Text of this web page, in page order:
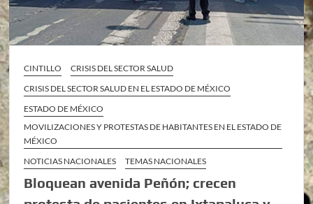
CINTILLO
CRISIS DEL SECTOR SALUD
CRISIS DEL SECTOR SALUD EN EL ESTADO DE MÉXICO
ESTADO DE MÉXICO
MOVILIZACIONES Y PROTESTAS DE HABITANTES EN EL ESTADO DE
MÉXICO
NOTICIAS NACIONALES
TEMAS NACIONALES
Bloquean avenida Peñón; crecen